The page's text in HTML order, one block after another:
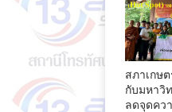
สภาเกษ
กับมหาวิ
ลดจุดคว